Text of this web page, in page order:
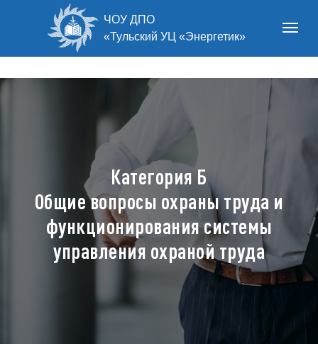
ЧОУ ДПО
«Тульский УЦ «Энергетик»
Категория Б
Общие вопросы охраны труда и
функционирования системы
управления охраной труда